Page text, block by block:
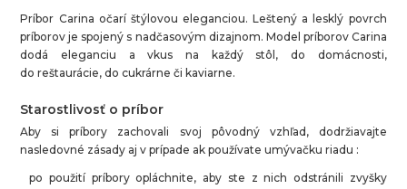
Príbor Carina očarí štýlovou eleganciou. Leštený a lesklý povrch
príborov je spojený s nadčasovým dizajnom. Model príborov Carina
dodá eleganciu a vkus na každý stôl, do domácnosti,
do reštaurácie, do cukrárne či kaviarne.
Starostlivosť o príbor
Aby si príbory zachovali svoj pôvodný vzhľad, dodržiavajte
nasledovné zásady aj v prípade ak používate umývačku riadu :
po použití príbory opláchnite, aby ste z nich odstránili zvyšky